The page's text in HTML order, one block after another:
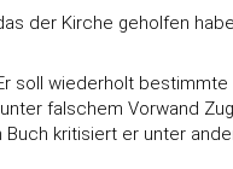
der Kirche geholfen
soll wiederholt
falschem Vorwand
Buch kritisiert er unter